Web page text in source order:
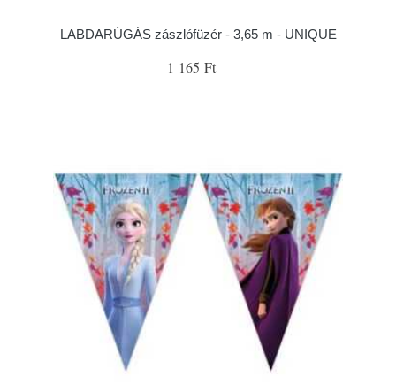
LABDARÚGÁS zászlófüzér - 3,65 m - UNIQUE
1 165 Ft